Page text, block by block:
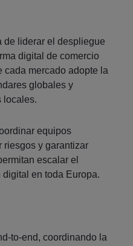
de liderar el despliegue
digital de comercio
cada mercado adopte la
globales y
locales.
equipos
riesgos y garantizar
escalar el
en toda Europa.
to-end, coordinando la